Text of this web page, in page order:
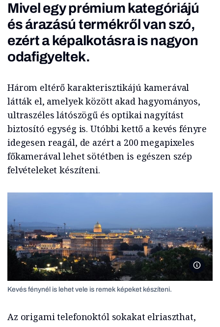
Mivel egy prémium kategóriájú
és árazású termékről van szó,
ezért a képalkotásra is nagyon
odafigyeltek.
Három eltérő karakterisztikájú kamerával
látták el, amelyek között akad hagyományos,
ultraszéles látószögű és optikai nagyítást
biztosító egység is. Utóbbi kettő a kevés fényre
idegesen reagál, de azért a 200 megapixeles
főkamerával lehet sötétben is egészen szép
felvételeket készíteni.
Kevés
Kevés fénynél is lehet vele is remek képeket készíteni.
Az origami telefonoktól sokakat elriaszthat,